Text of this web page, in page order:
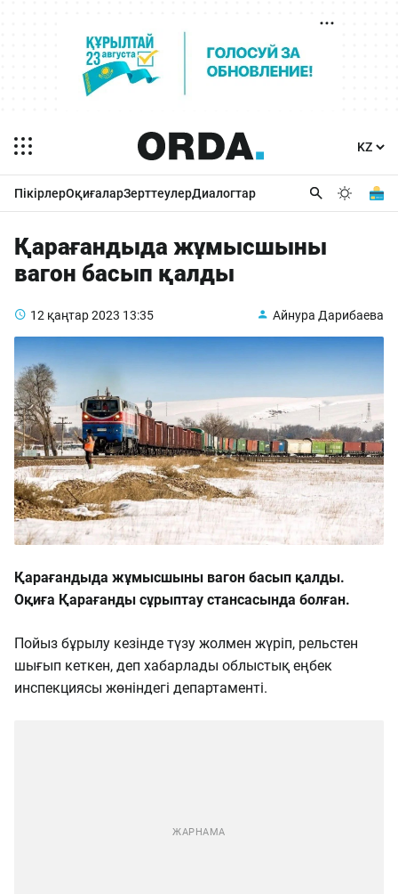
ПікірлерОқиғаларЗерттеулерДиалогтар
Қарағандыда жұмысшыны
вагон басып қалды
12 қаңтар 2023 13:35 Айнура Дарибаева
Қарағандыда жұмысшыны вагон басып қалды.
Оқиға Қарағанды ​​сұрыптау стансасында болған.
Пойыз бұрылу кезінде түзу жолмен жүріп, рельстен
шығып кеткен, деп хабарлады облыстық еңбек
инспекциясы жөніндегі департаменті.